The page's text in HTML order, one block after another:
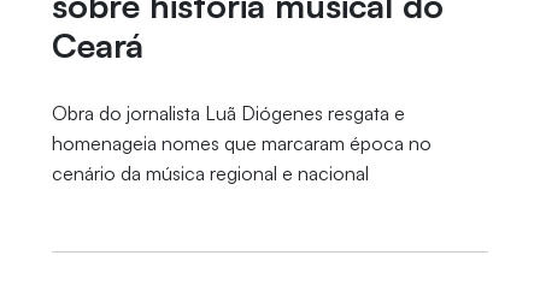
Ceará
Obra do jornalista Luã Diógenes resgata e
homenageia nomes que marcaram época no
cenário da música regional e nacional